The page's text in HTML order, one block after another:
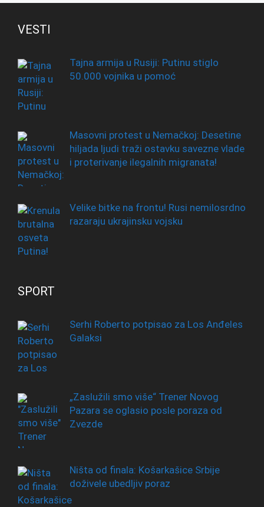
VESTI
Tajna armija u Rusiji: Putinu stiglo
50.000 vojnika u pomoć
Masovni protest u Nemačkoj: Desetine
hiljada ljudi traži ostavku savezne vlade
i proterivanje ilegalnih migranata!
Velike bitke na frontu! Rusi nemilosrdno
razaraju ukrajinsku vojsku
SPORT
Serhi Roberto potpisao za Los Anđeles
Galaksi
„Zaslužili smo više“ Trener Novog
Pazara se oglasio posle poraza od
Zvezde
Ništa od finala: Košarkašice Srbije
doživele ubedljiv poraz